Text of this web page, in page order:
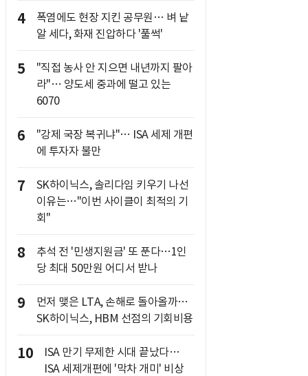
4
폭염에도 현장 지킨 공무원… 벼 낱
알 세다, 화재 진압하다 '풀썩'
5
"직접 농사 안 지으면 내년까지 팔아
라"… 양도세 중과에 떨고 있는
6070
6
"강제 국장 복귀냐"… ISA 세제 개편
에 투자자 불만
7
SK하이닉스, 솔리다임 키우기 나선
이유는…"이번 사이클이 최적의 기
회"
8
추석 전 '민생지원금' 또 푼다…1인
당 최대 50만원 어디서 받나
9
먼저 맺은 LTA, 손해로 돌아올까…
SK하이닉스, HBM 선점의 기회비용
10
ISA 만기 무제한 시대 끝났다…
ISA 세제개편에 '막차 개미' 비상